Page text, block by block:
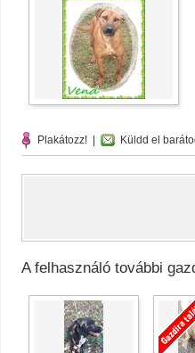
Plakátozz! Küldd el
A felhasználó további